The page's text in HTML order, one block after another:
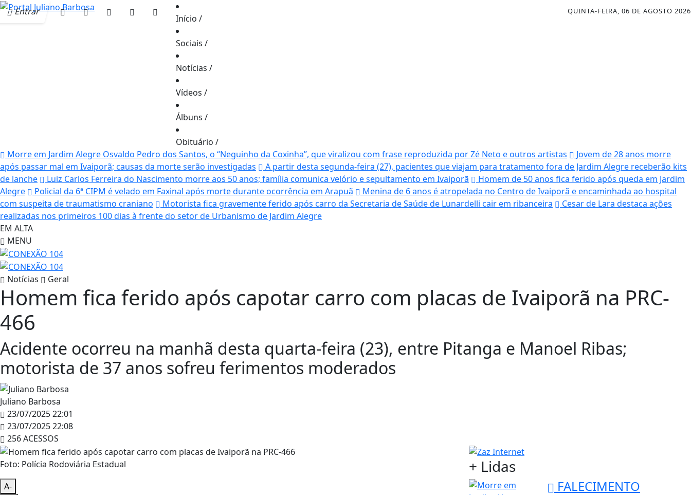
Entrar QUINTA-FEIRA, 06 DE AGOSTO 2026
Início /
Sociais /
Notícias /
Vídeos /
Álbuns /
Obituário /
Morre em Jardim Alegre Osvaldo Pedro dos Santos, o “Neguinho da Coxinha”, que viralizou com frase reproduzida por Zé Neto e outros artistas
Jovem de 28 anos morre
após passar mal em Ivaiporã; causas da morte serão investigadas
A partir desta segunda-feira (27), pacientes que viajam para tratamento fora de Jardim Alegre receberão kits
de lanche
Luiz Carlos Ferreira do Nascimento morre aos 50 anos; família comunica velório e sepultamento em Ivaiporã
Homem de 50 anos fica ferido após queda em Jardim
Alegre
Policial da 6ª CIPM é velado em Faxinal após morte durante ocorrência em Arapuã
Menina de 6 anos é atropelada no Centro de Ivaiporã e encaminhada ao hospital
com suspeita de traumatismo craniano
Motorista fica gravemente ferido após carro da Secretaria de Saúde de Lunardelli cair em ribanceira
Cesar de Lara destaca ações
realizadas nos primeiros 100 dias à frente do setor de Urbanismo de Jardim Alegre
EM ALTA
MENU
Notícias Geral
Homem fica ferido após capotar carro com placas de Ivaiporã na PRC-
466
Acidente ocorreu na manhã desta quarta-feira (23), entre Pitanga e Manoel Ribas;
motorista de 37 anos sofreu ferimentos moderados
Juliano Barbosa
23/07/2025 22:01
23/07/2025 22:08
256 ACESSOS
Foto: Polícia Rodoviária Estadual
A-
+ Lidas
FALECIMENTO